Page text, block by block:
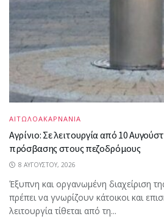
ΑΙΤΩΛΟΑΚΑΡΝΑΝΙΑ
Αγρίνιο: Σε λειτουργία από 10
πρόσβασης στους πεζοδρόμους
8 ΑΥΓΟΎΣΤΟΥ, 2026
Έξυπνη και οργανωμένη διαχείριση
πρέπει να γνωρίζουν κάτοικοι και
λειτουργία τίθεται από τη...